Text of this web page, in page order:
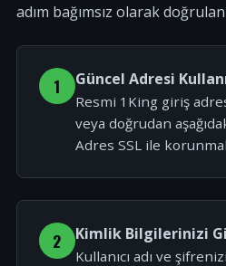
adım bağımsız olarak
1 Güncel Adresi
Resmi 1King giriş
veya doğrudan
Adres SSL ile
2 Kimlik Bilgilerinizi
Kullanıcı adı ve